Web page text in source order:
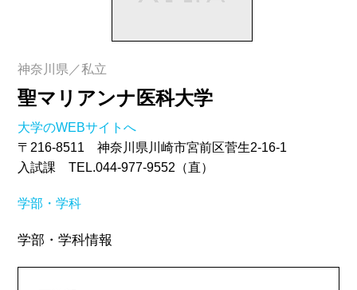
神奈川県／私立
聖マリアンナ医科大学
大学のWEBサイトへ
〒216-8511 神奈川県川崎市宮前区菅生2-16-1
入試課 TEL.044-977-9552（直）
学部・学科
学部・学科情報